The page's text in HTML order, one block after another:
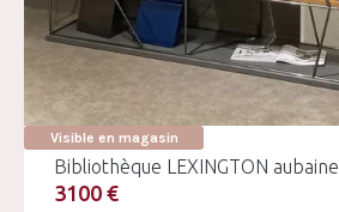
Visible en magasin
Bibliothèque LEXINGTON aubaine
3100 €